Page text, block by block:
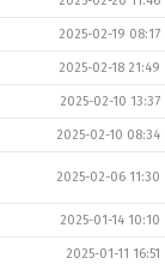
2025-02-19 08:17
2025-02-18 21:49
2025-02-10 13:37
2025-02-10 08:34
2025-02-06 11:30
2025-01-14 10:10
2025-01-11 16:51